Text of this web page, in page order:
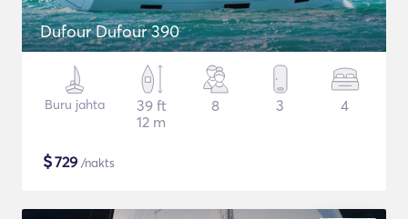
Dufour Dufour 390
Buru jahta
39 ft
12 m
8 3 4
$729 /nakts